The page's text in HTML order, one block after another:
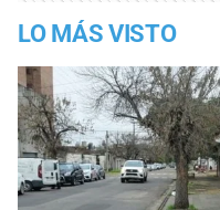
LO MÁS VISTO